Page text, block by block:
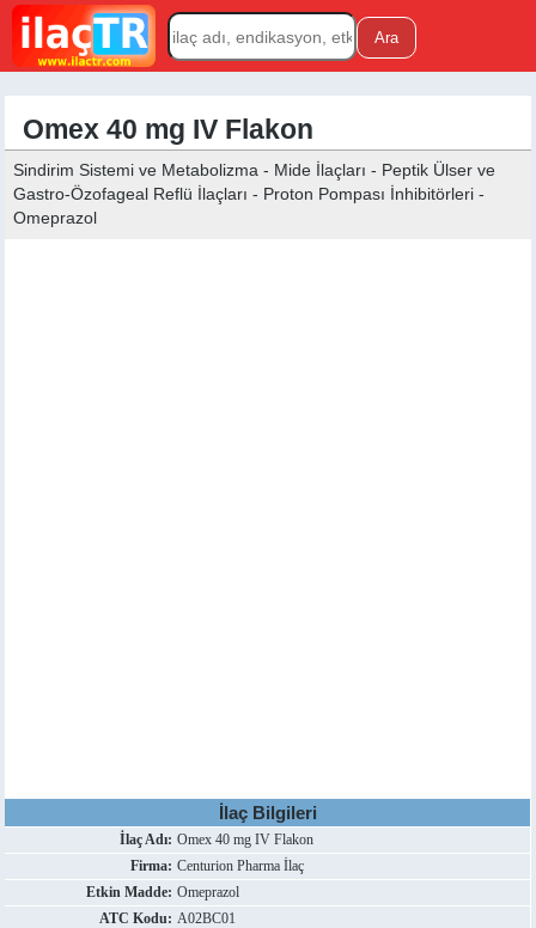
Omex 40 mg IV Flakon
Sindirim Sistemi ve Metabolizma - Mide İlaçları - Peptik Ülser ve
Gastro-Özofageal Reflü İlaçları - Proton Pompası İnhibitörleri -
Omeprazol
İlaç Bilgileri
İlaç Adı: Omex 40 mg IV Flakon
Firma: Centurion Pharma İlaç
Etkin Madde: Omeprazol
ATC Kodu: A02BC01